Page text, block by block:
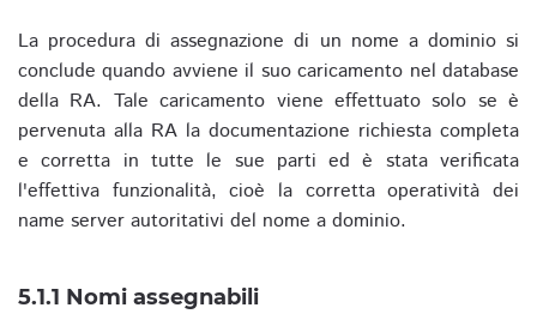
La procedura di assegnazione di un nome a dominio si
conclude quando avviene il suo caricamento nel database
della RA. Tale caricamento viene effettuato solo se è
pervenuta alla RA la documentazione richiesta completa
e corretta in tutte le sue parti ed è stata verificata
l'effettiva funzionalità, cioè la corretta operatività dei
name server autoritativi del nome a dominio.
5.1.1 Nomi assegnabili